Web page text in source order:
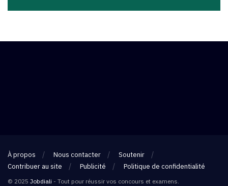
À propos Nous contacter
Soutenir
Contribuer au site
Publicité Politique de confidentialité
© 2025 Jobdiali - Tout pour réussir vos concours et examens.